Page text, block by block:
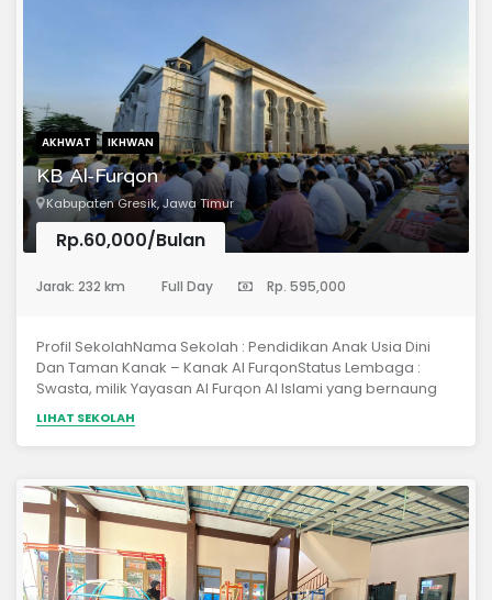
AKHWAT IKHWAN
KB Al-Furqon
Kabupaten Gresik, Jawa Timur
Rp.60,000/Bulan
Jarak: 232 km Full Day Rp. 595,000
Profil SekolahNama Sekolah : Pendidikan Anak Usia Dini
Dan Taman Kanak – Kanak Al FurqonStatus Lembaga :
Swasta, milik Yayasan Al Furqon Al Islami yang bernaung
dan pembinaan Seksi PD Pontren Kantor Kementerian
Agama Kabupaten GresikLegalitas Formal : PiagamIjin
Penyelenggaraan Program Wajardikdas yang dikeluarkan
dengan nomor Piagam : PPS.TK ULA 004/2015 tertanggal 31
Desember 2015Masa Berlaku Ijin : sampai dengan 01
Agustus 2020NSPP/ NSS : 510335250042
LIHAT SEKOLAH